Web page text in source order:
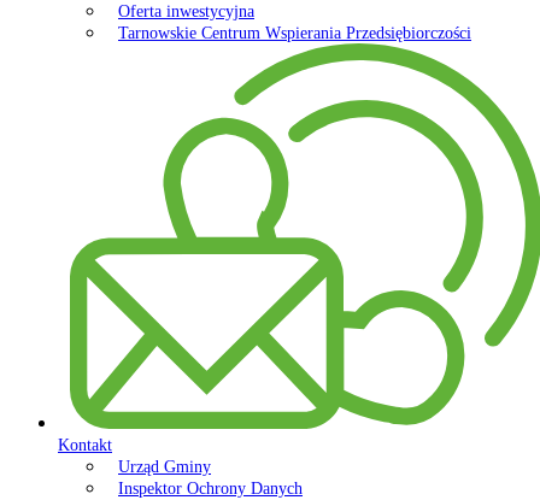
Oferta inwestycyjna
Tarnowskie Centrum Wspierania Przedsiębiorczości
Kontakt
Urząd Gminy
Inspektor Ochrony Danych